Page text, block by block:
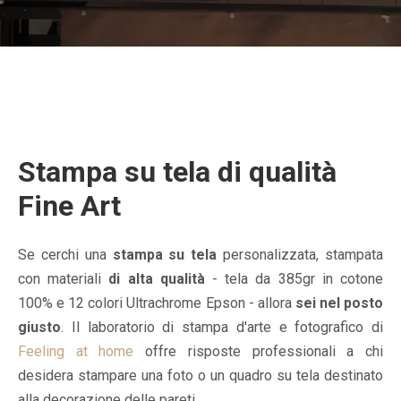
y
f
e
i
n
g
a
t
o
n
3
0
n
n
a
i
o
0
Stampa su tela di qualità
Fine Art
Se cerchi una stampa su tela personalizzata, stampata
con materiali di alta qualità- tela da 385gr in cotone
100% e 12 colori Ultrachrome Epson - allora sei nel posto
giusto. Il laboratorio di stampa d'arte e fotografico di
Feeling at home offre risposte professionali a chi
desidera stampare una foto o un quadro su tela destinato